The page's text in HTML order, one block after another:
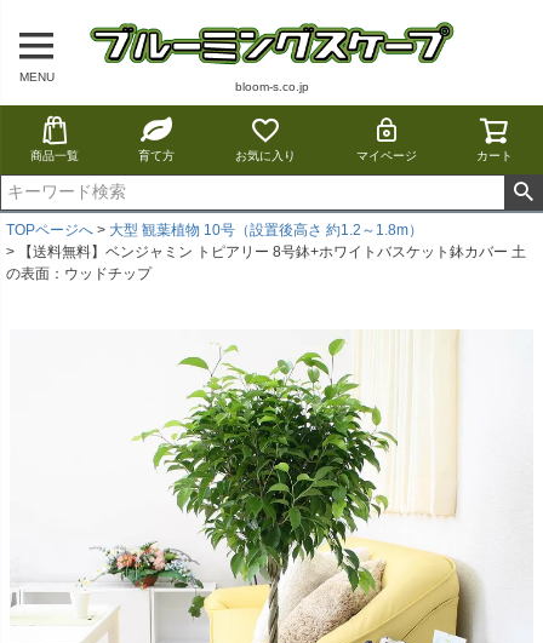
MENU
bloom-s.co.jp
商品一覧 育て方 お気に入り マイページ カート
TOPページへ
大型 観葉植物 10号（設置後高さ 約1.2～1.8m）
【送料無料】ベンジャミン トピアリー 8号鉢+ホワイトバスケット鉢カバー 土
の表面：ウッドチップ